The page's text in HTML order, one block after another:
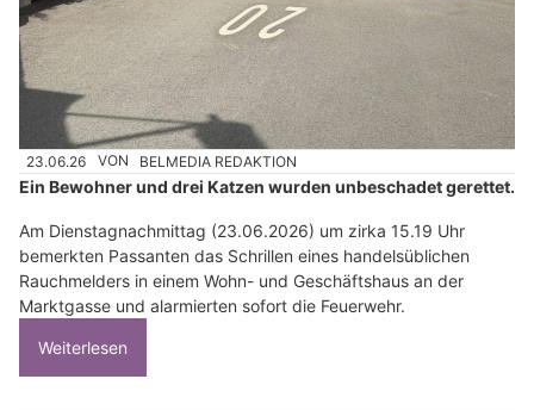
23.06.26 VON BELMEDIA REDAKTION
Ein Bewohner und drei Katzen wurden unbeschadet gerettet.
Am Dienstagnachmittag (23.06.2026) um zirka 15.19 Uhr
bemerkten Passanten das Schrillen eines handelsüblichen
Rauchmelders in einem Wohn- und Geschäftshaus an der
Marktgasse und alarmierten sofort die Feuerwehr.
Weiterlesen